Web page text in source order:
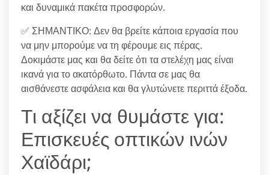
και δυναμικά πακέτα προσφορών.
✅ ΣΗΜΑΝΤΙΚΟ: Δεν θα βρείτε κάποια εργασία που
να μην μπορούμε να τη φέρουμε εις πέρας.
Δοκιμάστε μας και θα δείτε ότι τα στελέχη μας είναι
ικανά για το ακατόρθωτο. Πάντα σε μας θα
αισθάνεστε ασφάλεια και θα γλυτώνετε περιττά έξοδα.
Τι αξίζει να θυμάστε για:
Επισκευές οπτικών ινών
Χαϊδάρι;